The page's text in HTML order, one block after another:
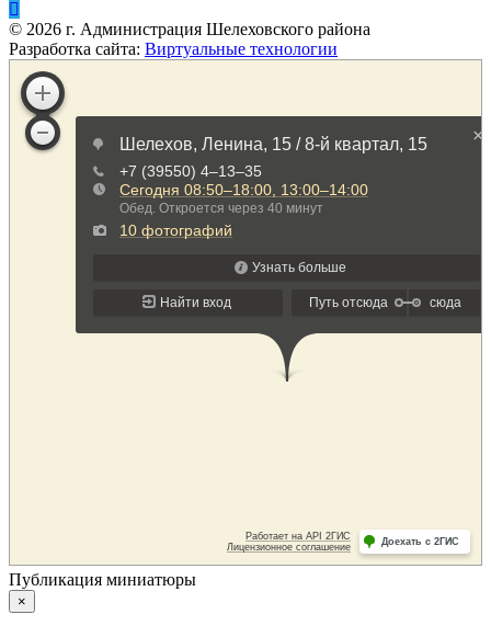
© 2026 г. Администрация Шелеховского района
Разработка сайта: Виртуальные технологии
Публикация миниатюры
×